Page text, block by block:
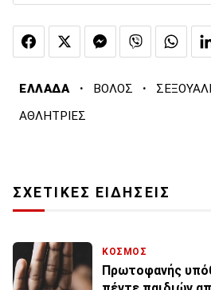
ΕΛΛΑΔΑ · ΒΟΛΟΣ ·
ΑΘΛΗΤΡΙΕΣ
ΣΧΕΤΙΚΕΣ ΕΙΔΗΣΕΙΣ
ΚΟΣΜΟΣ
Πρωτοφανής